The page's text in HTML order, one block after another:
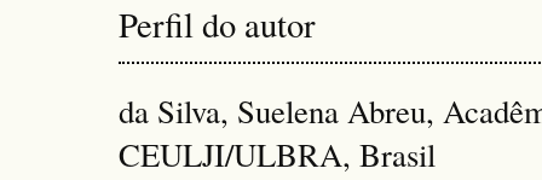
Perfil do autor
da Silva, Suelena Abreu,
CEULJI/ULBRA, Brasil